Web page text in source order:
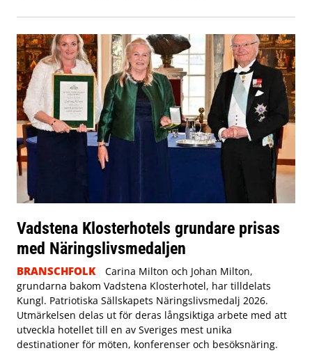
Vadstena Klosterhotels grundare prisas
med Näringslivsmedaljen
BRANSCHFOLK
Carina Milton och Johan Milton,
grundarna bakom Vadstena Klosterhotel, har tilldelats
Kungl. Patriotiska Sällskapets Näringslivsmedalj 2026.
Utmärkelsen delas ut för deras långsiktiga arbete med att
utveckla hotellet till en av Sveriges mest unika
destinationer för möten, konferenser och besöksnäring.